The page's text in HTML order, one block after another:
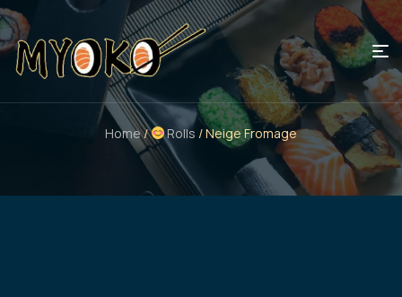
Home/ Rolls / Neige Fromage